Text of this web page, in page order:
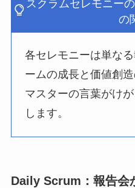
スクラムセレモニー
の
各セレモニーは単な
ームの成長と価値創
マスターの言葉がけ
します。
Daily Scrum：報告会